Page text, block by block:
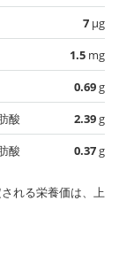
7 µg
1.5 mg
0.69g
酸
2.39g
酸
0.37g
れる栄養価は、上